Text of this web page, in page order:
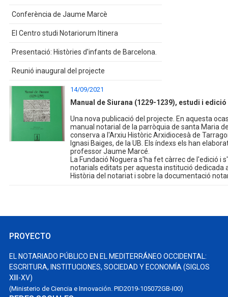
Conferència de Jaume Marcè
El Centro studi Notariorum Itinera
Presentació: Històries d'infants de Barcelona.
Reunió inaugural del projecte
14/09/2021
Manual de Siurana (1229-1239), estudi i
Una nova publicació del projecte. En aquesta
manual notarial de la parròquia de santa Maria
conserva a l'Arxiu Històric Arxidiocesà de
Ignasi Baiges, de la UB. Els índexs els han
professor Jaume Marcé.
La Fundació Noguera s'ha fet càrrec de l'edició i
notarials editats per aquesta institució dedicada
Història del notariat i sobre la documentació
PROYECTO
EL NOTARIADO PÚBLICO EN EL MEDITERRÁNEO OCCIDENTAL:
ESCRITURA, INSTITUCIONES, SOCIEDAD Y ECONOMÍA (SIGLOS
XIII-XV)
(Ministerio de Ciencia e Innovación. PID2019-105072GB-I00)